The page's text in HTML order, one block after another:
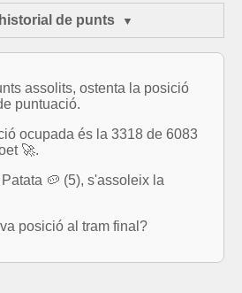
de punts
assolits, ostenta la posició
puntuació.
ocupada és la 3318 de 6083
🚀.
🥔 (5), s'assoleix la
posició al tram final?